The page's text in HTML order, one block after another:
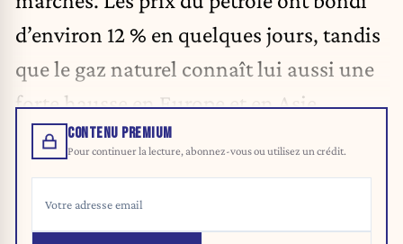
d’environ 12 % en quelques jours, tandis
que le gaz naturel connaît lui aussi une
forte hausse en Europe et en Asie.
CONTENU PREMIUM
Pour continuer la lecture, abonnez-vous ou utilisez un crédit.